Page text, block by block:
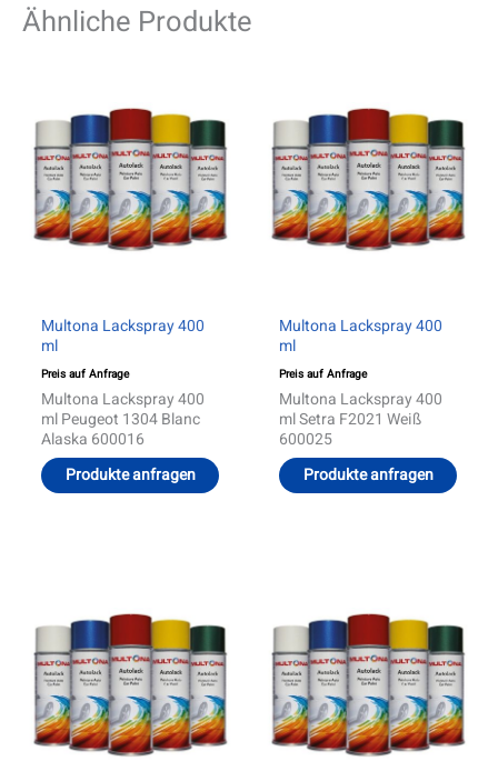
Ähnliche Produkte
Multona Lackspray 400
ml
Preis auf Anfrage
Multona Lackspray 400
ml Peugeot 1304 Blanc
Alaska 600016
Produkte anfragen
Multona Lackspray 400
ml
Preis auf Anfrage
Multona Lackspray 400
ml Setra F2021 Weiß
600025
Produkte anfragen